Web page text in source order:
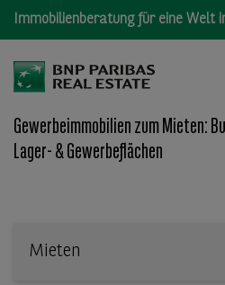
Immobilienberatung für eine Welt
Gewerbeimmobilien zum Mieten:
Lager- & Gewerbeflächen
Mieten